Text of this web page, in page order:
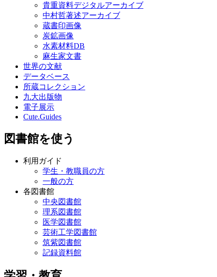
貴重資料デジタルアーカイブ
中村哲著述アーカイブ
蔵書印画像
炭鉱画像
水素材料DB
麻生家文書
世界の文献
データベース
所蔵コレクション
九大出版物
電子展示
Cute.Guides
図書館を使う
利用ガイド
学生・教職員の方
一般の方
各図書館
中央図書館
理系図書館
医学図書館
芸術工学図書館
筑紫図書館
記録資料館